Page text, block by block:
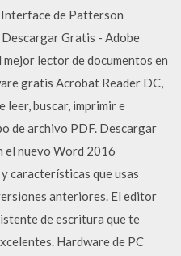
de Patterson
Gratis - Adobe
lector de documentos en
gratis Acrobat Reader DC,
leer, buscar, imprimir e
de archivo PDF. Descargar
el nuevo Word 2016
características que usas
anteriores. El editor
de escritura que te
Hardware de PC